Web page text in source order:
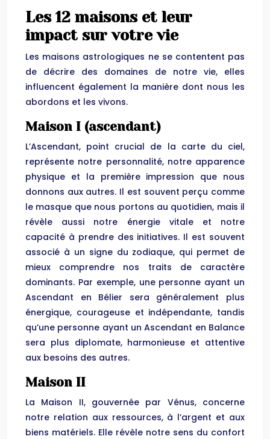
Les 12 maisons et leur
impact sur votre vie
Les maisons astrologiques ne se contentent pas
de décrire des domaines de notre vie, elles
influencent également la manière dont nous les
abordons et les vivons.
Maison I (ascendant)
L’Ascendant, point crucial de la carte du ciel,
représente notre personnalité, notre apparence
physique et la première impression que nous
donnons aux autres. Il est souvent perçu comme
le masque que nous portons au quotidien, mais il
révèle aussi notre énergie vitale et notre
capacité à prendre des initiatives. Il est souvent
associé à un signe du zodiaque, qui permet de
mieux comprendre nos traits de caractère
dominants. Par exemple, une personne ayant un
Ascendant en Bélier sera généralement plus
énergique, courageuse et indépendante, tandis
qu’une personne ayant un Ascendant en Balance
sera plus diplomate, harmonieuse et attentive
aux besoins des autres.
Maison II
La Maison II, gouvernée par Vénus, concerne
notre relation aux ressources, à l’argent et aux
biens matériels. Elle révèle notre sens du confort